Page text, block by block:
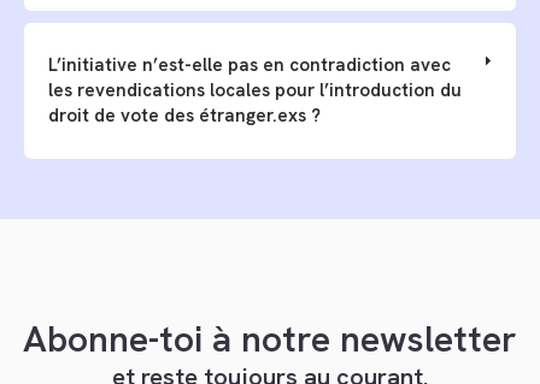
L’initiative n’est-elle pas en contradiction avec
les revendications locales pour l’introduction du
droit de vote des étranger.exs ?
Abonne-toi à notre newsletter
et reste toujours au courant.